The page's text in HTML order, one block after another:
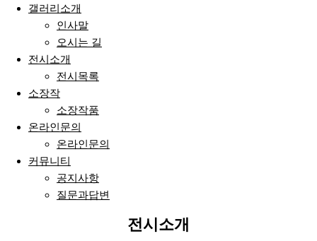
갤러리소개
인사말
오시는 길
전시소개
전시목록
소장작
소장작품
온라인문의
온라인문의
커뮤니티
공지사항
질문과답변
전시소개